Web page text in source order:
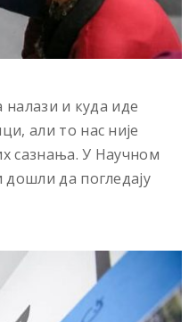
налази и куда иде
али то нас није
сазнања. У Научном
да погледају